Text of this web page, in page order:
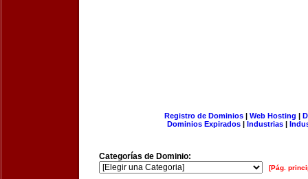
Registro de Dominios| Web Hosting |
Dominios Expirados | Industrias |
Categorías de Dominio:
[Pág.